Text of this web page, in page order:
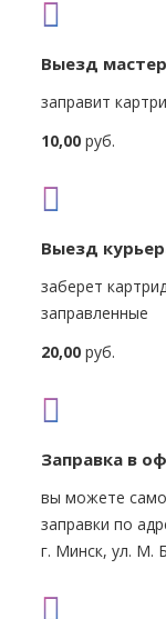
Выезд
заправит
10,00руб.
Выезд
заберет
заправленные
20,00руб.
Заправка в
вы можете
заправки по
г. Минск, ул. М.